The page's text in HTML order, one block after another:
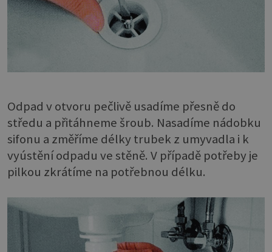
Odpad v otvoru pečlivě usadíme přesně do
středu a přitáhneme šroub. Nasadíme nádobku
sifonu a změříme délky trubek z umyvadla i k
vyústění odpadu ve stěně. V případě potřeby je
pilkou zkrátíme na potřebnou délku.